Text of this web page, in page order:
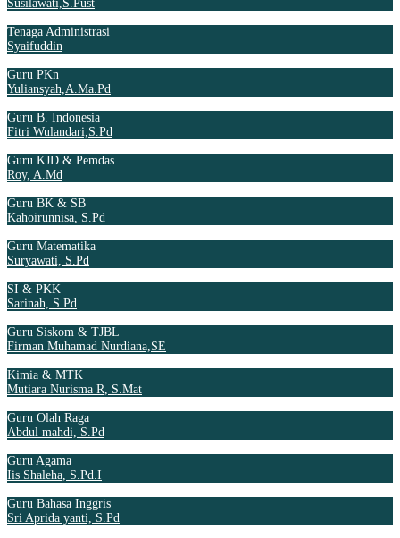
Susilawati,S.Pust
Tenaga Administrasi
Syaifuddin
Guru PKn
Yuliansyah,A.Ma.Pd
Guru B. Indonesia
Fitri Wulandari,S.Pd
Guru KJD & Pemdas
Roy, A.Md
Guru BK & SB
Kahoirunnisa, S.Pd
Guru Matematika
Suryawati, S.Pd
SI & PKK
Sarinah, S.Pd
Guru Siskom & TJBL
Firman Muhamad Nurdiana,SE
Kimia & MTK
Mutiara Nurisma R, S.Mat
Guru Olah Raga
Abdul mahdi, S.Pd
Guru Agama
Iis Shaleha, S.Pd.I
Guru Bahasa Inggris
Sri Aprida yanti, S.Pd